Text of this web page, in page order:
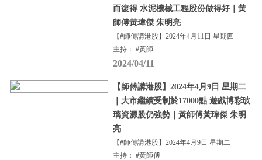
而復得 水泥機械工程股份做得好｜黃
師傅黃瑋傑 朱明亮
【#師傅講港股】2024年4月11日 星期四
主持： #黃師
2024/04/11
【師傅講港股】2024年4月9日 星期二
｜大市繼續受制於17000點 遊戲博彩玻
璃資源股仍強勢｜黃師傅黃瑋傑 朱明
亮
【#師傅講港股】2024年4月9日 星期二
主持： #黃師傅